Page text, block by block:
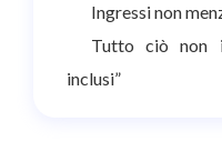
Ingressi non
Tutto ciò non
inclusi”